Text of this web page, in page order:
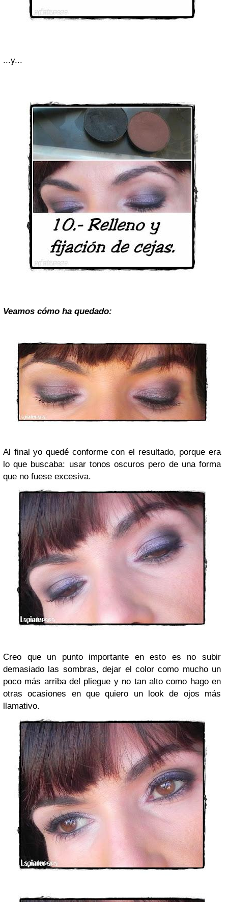
...y...
Veamos cómo ha quedado:
Al final yo quedé conforme con el resultado, porque era
lo que buscaba: usar tonos oscuros pero de una forma
que no fuese excesiva.
Creo que un punto importante en esto es no subir
demasiado las sombras, dejar el color como mucho un
poco más arriba del pliegue y no tan alto como hago en
otras ocasiones en que quiero un look de ojos más
llamativo.